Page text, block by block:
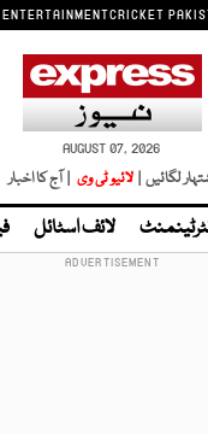
CRICKET
AUGUST 07, 2026
لگائیں | لائیو ٹی وی | آج کا اخبار
لائف اسٹائل